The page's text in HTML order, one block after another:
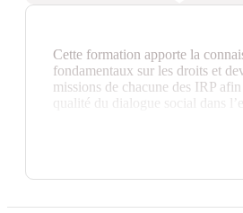
Cette formation apporte la
fondamentaux sur les droits et
missions de chacune des IRP
qualité du dialogue social dans
Les différentes réformes du code
successivement transformé le
ainsi que la modification de leur